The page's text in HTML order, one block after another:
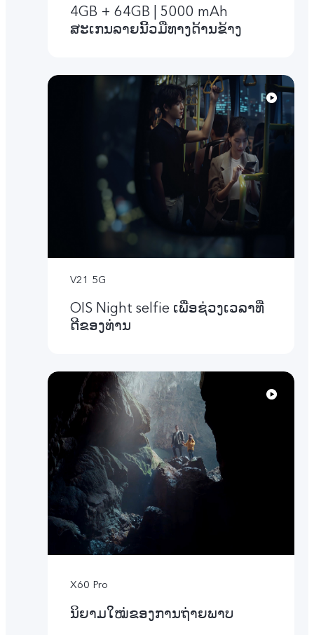
4GB + 64GB | 5000 mAh
ສະເກນລາຍນີ້ວມືທາງດ້ານຂ້າງ
V21 5G
OIS Night selfie ເພື່ອຊ່ວງເວລາທີ່
ດີຂອງທ່ານ
X60 Pro
ນິຍາມໃໝ່ຂອງການຖ່າຍພາບ